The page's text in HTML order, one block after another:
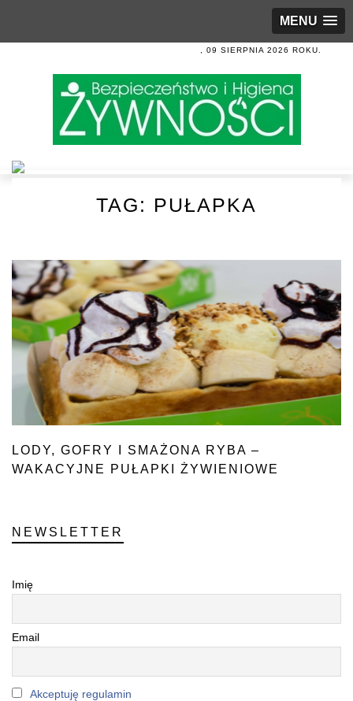
MENU
, 09 SIERPNIA 2026 ROKU.
TAG: PUŁAPKA
LODY, GOFRY I SMAŻONA RYBA –
WAKACYJNE PUŁAPKI ŻYWIENIOWE
NEWSLETTER
Imię
Email
Akceptuję regulamin